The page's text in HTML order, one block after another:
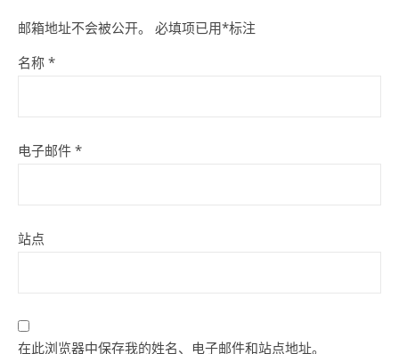
邮箱地址不会被公开。 必填项已用*标注
名称 *
电子邮件 *
站点
在此浏览器中保存我的姓名、电子邮件和站点地址。